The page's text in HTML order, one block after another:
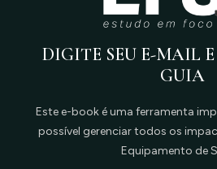
DIGITE SEU E-MAIL
GUIA
Este e-book é uma ferramenta
possível gerenciar todos os
Equipamento de